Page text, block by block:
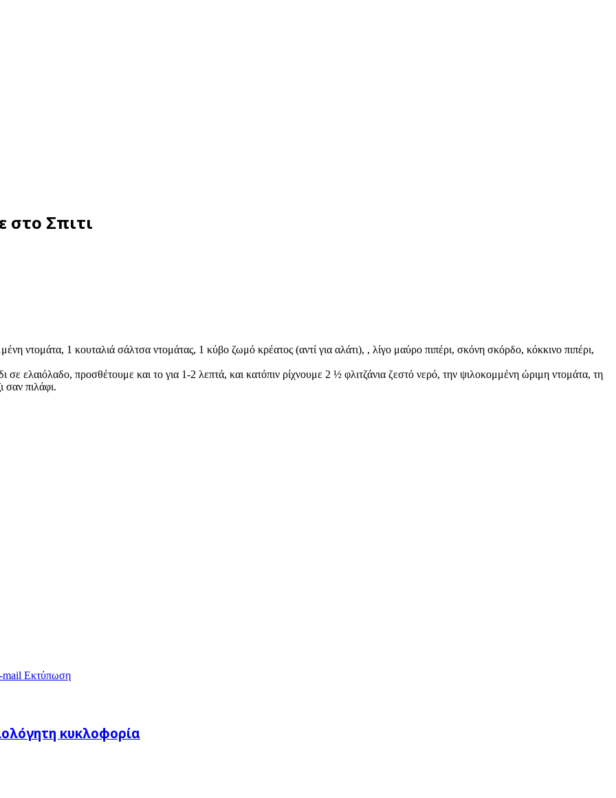
στο Σπιτι
ντομάτα, 1 κουταλιά σάλτσα ντομάτας, 1 κύβο ζωμό κρέατος (αντί για αλάτι), , λίγο μαύρο πιπέρι, σκόνη σκόρδο, κόκκινο πιπέρι,
προσθέτουμε και το για 1-2 λεπτά, και κατόπιν ρίχνουμε 2 ½ φλιτζάνια ζεστό νερό, την ψιλοκομμένη ώριμη ντομάτα, τη
σαν πιλάφι.
mail Εκτύπωση
κυκλοφορία